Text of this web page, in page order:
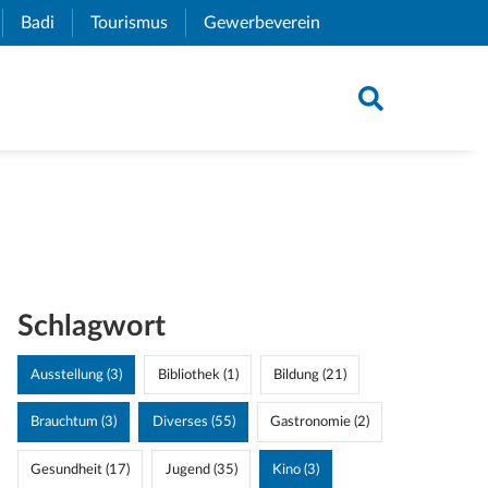
Link)
Badi (External Link)
Tourismus (External Link)
Gewerbeverein
Schlagwort
Ausstellung (3) Bibliothek (1) Bildung (21)
Brauchtum (3) Diverses (55) Gastronomie (2)
Gesundheit (17) Jugend (35) Kino (3)